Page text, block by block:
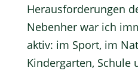
Herausforderungen
Nebenher war ich
aktiv: im Sport, im
Kindergarten, Schule